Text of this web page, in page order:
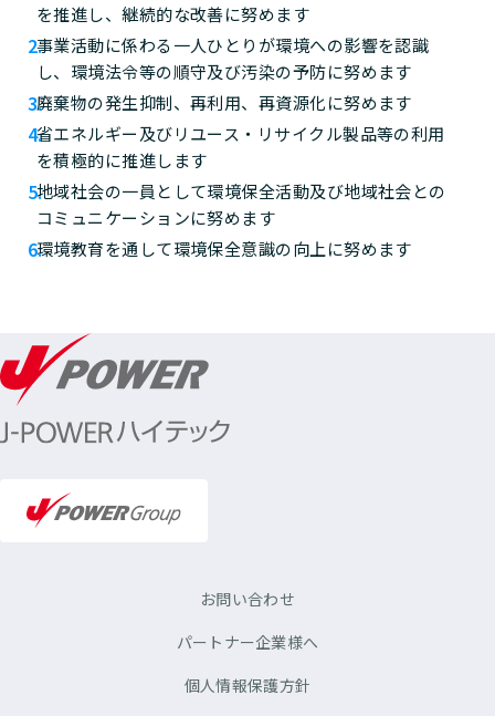
を推進し、継続的な改善に努めます
事業活動に係わる一人ひとりが環境への影響を認識
し、環境法令等の順守及び汚染の予防に努めます
廃棄物の発生抑制、再利用、再資源化に努めます
省エネルギー及びリユース・リサイクル製品等の利用
を積極的に推進します
地域社会の一員として環境保全活動及び地域社会との
コミュニケーションに努めます
環境教育を通して環境保全意識の向上に努めます
お問い合わせ
パートナー企業様へ
個人情報保護方針